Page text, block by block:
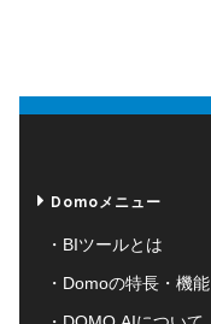
Domoメニュー
BIツールとは
Domoの特長・機能